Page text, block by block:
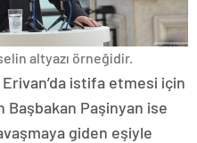
altyazı örneğidir.
istifa etmesi için
Paşinyan ise
giden eşiyle